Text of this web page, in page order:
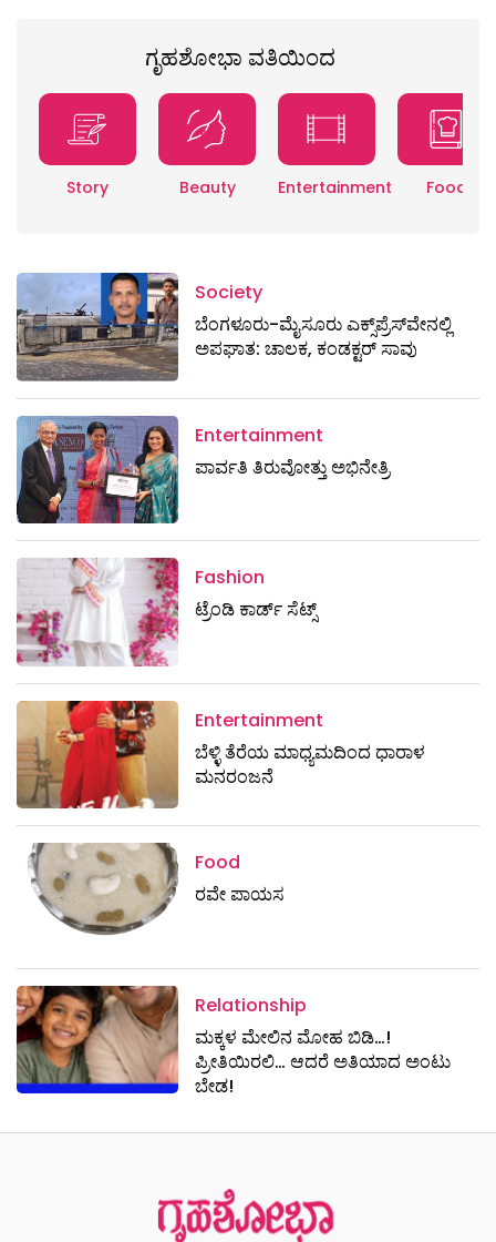
ಗೃಹಶೋಭಾ ವತಿಯಿಂದ
Story Beauty Entertainment Food
Society
ಬೆಂಗಳೂರು-ಮೈಸೂರು ಎಕ್ಸ್​ಪ್ರೆಸ್‌ವೇನಲ್ಲಿ
ಅಪಘಾತ: ಚಾಲಕ, ಕಂಡಕ್ಟರ್ ಸಾವು
Entertainment
ಪಾರ್ವತಿ ತಿರುವೋತ್ತು ಅಭಿನೇತ್ರಿ
Fashion
ಟ್ರೆಂಡಿ ಕಾರ್ಡ್‌ ಸೆಟ್ಸ್
Entertainment
ಬೆಳ್ಳಿ ತೆರೆಯ ಮಾಧ್ಯಮದಿಂದ ಧಾರಾಳ
ಮನರಂಜನೆ
Food
ರವೇ ಪಾಯಸ
Relationship
ಮಕ್ಕಳ ಮೇಲಿನ ಮೋಹ ಬಿಡಿ…!
ಪ್ರೀತಿಯಿರಲಿ… ಆದರೆ ಅತಿಯಾದ ಅಂಟು
ಬೇಡ!